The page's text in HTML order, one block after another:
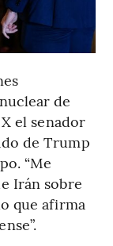
de
el senador
de Trump
“Me
Irán sobre
que afirma